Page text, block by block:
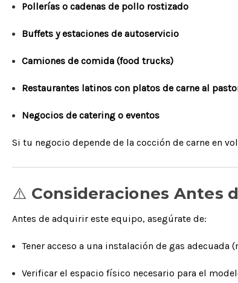
Pollerías o cadenas de pollo rostizado
Buffets y estaciones de autoservicio
Camiones de comida (food trucks)
Restaurantes latinos con platos de carne al
Negocios de catering o eventos
Si tu negocio depende de la cocción de carne en
⚠️ Consideraciones Antes
Antes de adquirir este equipo, asegúrate de:
Tener acceso a una instalación de gas adecuada
Verificar el espacio físico necesario para el